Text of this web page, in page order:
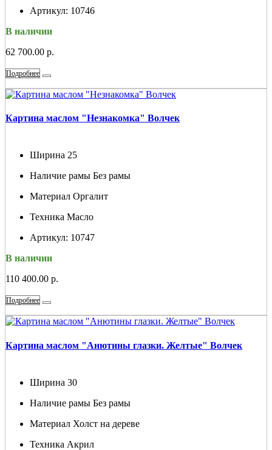
Артикул: 10746
В наличии
62 700.00 р.
Подробнее
Картина маслом "Незнакомка" Волчек
Ширина 25
Наличие рамы Без рамы
Материал Оргалит
Техника Масло
Артикул: 10747
В наличии
110 400.00 р.
Подробнее
Картина маслом "Анютины глазки. Желтые" Волчек
Ширина 30
Наличие рамы Без рамы
Материал Холст на дереве
Техника Акрил